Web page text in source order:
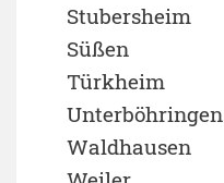
Stubersheim
Süßen
Türkheim
Unterböhringen
Waldhausen